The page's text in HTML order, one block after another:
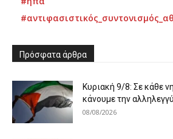
Πρόσφατα άρθρα
Κυριακή 9/8: Σε κάθε
κάνουμε την
08/08/2026